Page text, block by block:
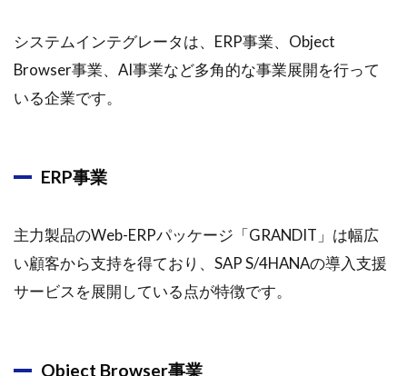
システムインテグレータは、ERP事業、Object
Browser事業、AI事業など多角的な事業展開を行って
いる企業です。
ERP事業
主力製品のWeb-ERPパッケージ「GRANDIT」は幅広
い顧客から支持を得ており、SAP S/4HANAの導入支援
サービスを展開している点が特徴です。
Object Browser事業